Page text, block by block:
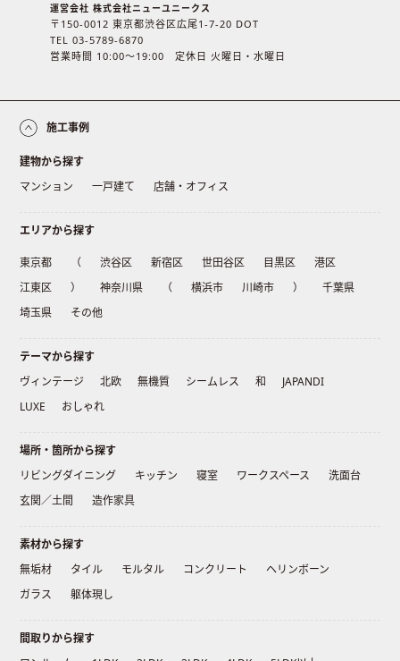
運営会社 株式会社ニューユニークス
〒150-0012 東京都渋谷区広尾1-7-20 DOT
TEL 03-5789-6870
営業時間 10:00〜19:00 定休日 火曜日・水曜日
施工事例
建物から探す
マンション
一戸建て 店舗・オフィス
エリアから探す
東京都 （ 渋谷区 新宿区 世田谷区 目黒区
港区
江東区
） 神奈川県 （ 横浜市 川崎市 ）
千葉県
埼玉県
その他
テーマから探す
ヴィンテージ
北欧 無機質 シームレス 和
JAPANDI
LUXE
おしゃれ
場所・箇所から探す
リビングダイニング
キッチン 寝室 ワークスペース
洗面台
玄関／土間
造作家具
素材から探す
無垢材
タイル モルタル コンクリート
ヘリンボーン
ガラス
躯体現し
間取りから探す